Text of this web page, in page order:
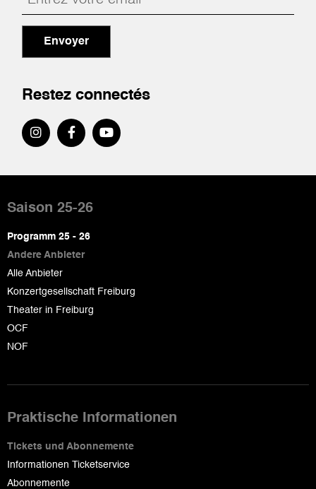
Envoyer
Restez connectés
de
page
Saison 25-26
Programm 25 - 26
Andere Anbieter
Alle Anbieter
Konzertgesellschaft Freiburg
Theater in Freiburg
OCF
NOF
Praktische Informationen
Tickets und Abonnemente
Informationen Ticketservice
Abonnemente